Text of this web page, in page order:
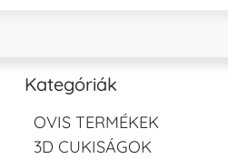
Kategóriák
OVIS TERMÉKEK
3D CUKISÁGOK